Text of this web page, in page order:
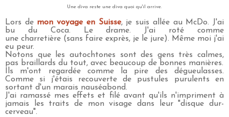
Une diva reste une diva quoi qu'il arrive.
Lors de mon voyage en Suisse, je suis allée au McDo. J'ai
bu du Coca. Le drame. J'ai roté comme
une charretière (sans faire exprès, je le jure). Même moi j'ai
eu peur.
Notons que les autochtones sont des gens très calmes,
pas braillards du tout, avec beaucoup de bonnes manières.
Ils m'ont regardée comme la pire des dégueulasses.
Comme si j'étais recouverte de pustules purulents en
sortant d'un marais nauséabond.
J'ai ramassé mes effets et filé avant qu'ils n'impriment à
jamais les traits de mon visage dans leur "disque dur-
cerveau".